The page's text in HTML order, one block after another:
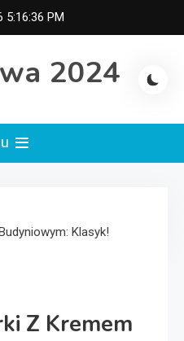
5:16:37 PM
2024
Klasyk!
Z Kremem